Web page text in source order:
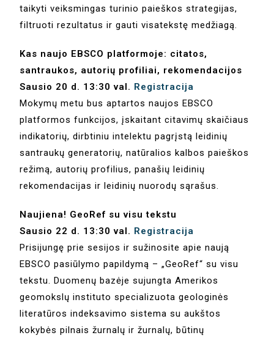
taikyti veiksmingas turinio paieškos strategijas,
filtruoti rezultatus ir gauti visatekstę medžiagą.
Kas naujo EBSCO platformoje: citatos,
santraukos, autorių profiliai, rekomendacijos
Sausio 20 d. 13:30 val. Registracija
Mokymų metu bus aptartos naujos EBSCO
platformos funkcijos, įskaitant citavimų skaičiaus
indikatorių, dirbtiniu intelektu pagrįstą leidinių
santraukų generatorių, natūralios kalbos paieškos
režimą, autorių profilius, panašių leidinių
rekomendacijas ir leidinių nuorodų sąrašus.
Naujiena! GeoRef su visu tekstu
Sausio 22 d. 13:30 val. Registracija
Prisijungę prie sesijos ir sužinosite apie naują
EBSCO pasiūlymo papildymą – „GeoRef“ su visu
tekstu. Duomenų bazėje sujungta Amerikos
geomokslų instituto specializuota geologinės
literatūros indeksavimo sistema su aukštos
kokybės pilnais žurnalų ir žurnalų, būtinų